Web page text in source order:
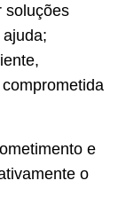
soluções
e
o